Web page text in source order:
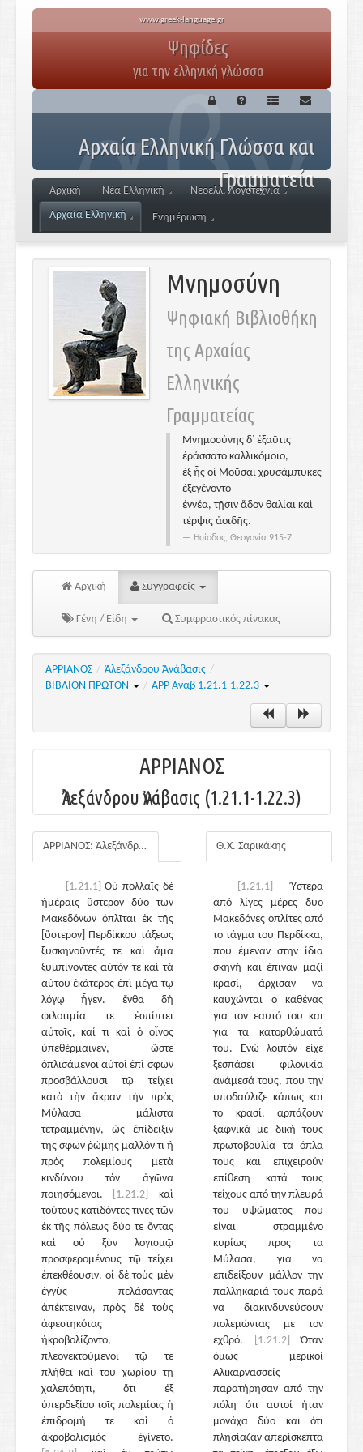
www.greek-language.gr
Ψηφίδες
για την ελληνική γλώσσα
Αρχαία Ελληνική Γλώσσα και
Γραμματεία
Αρχική Νέα Ελληνική
Νεοελλ. Λογοτεχνία
Αρχαία Ελληνική
Ενημέρωση
Μνημοσύνη
Ψηφιακή Βιβλιοθήκη
της Αρχαίας
Ελληνικής
Γραμματείας
Μνημοσύνης δ᾽ ἐξαῦτις
ἐράσσατο καλλικόμοιο,
ἐξ ἧς οἱ Μοῦσαι χρυσάμπυκες
ἐξεγένοντο
ἐννέα, τῇσιν ἅδον θαλίαι καὶ
τέρψις ἀοιδῆς.
Ησίοδος, Θεογονία 915-7
Αρχική Συγγραφείς
Γένη / Είδη Συμφραστικός πίνακας
ΑΡΡΙΑΝΟΣ / Ἀλεξάνδρου Ἀνάβασις /
ΒΙΒΛΙΟΝ ΠΡΩΤΟΝ
/ ΑΡΡ Αναβ 1.21.1-1.22.3
ΑΡΡΙΑΝΟΣ
Ἀλεξάνδρου Ἀνάβασις (1.21.1-1.22.3)
ΑΡΡΙΑΝΟΣ: Ἀλεξάνδρου Ἀνάβασις
[1.21.1] Οὐ πολλαῖς δὲ
ἡμέραις ὕστερον δύο τῶν
Μακεδόνων ὁπλῖται ἐκ τῆς
[ὕστερον] Περδίκκου τάξεως
ξυσκηνοῦντές τε καὶ ἅμα
ξυμπίνοντες αὑτόν τε καὶ τὰ
αὑτοῦ ἑκάτερος ἐπὶ μέγα τῷ
λόγῳ ἦγεν. ἔνθα δὴ
φιλοτιμία τε ἐσπίπτει
αὐτοῖς, καί τι καὶ ὁ οἶνος
ὑπεθέρμαινεν, ὥστε
ὁπλισάμενοι αὐτοὶ ἐπὶ σφῶν
προσβάλλουσι τῷ τείχει
κατὰ τὴν ἄκραν τὴν πρὸς
Μύλασα μάλιστα
τετραμμένην, ὡς ἐπίδειξιν
τῆς σφῶν ῥώμης μᾶλλόν τι ἢ
πρὸς πολεμίους μετὰ
κινδύνου τὸν ἀγῶνα
ποιησόμενοι.
[1.21.2]
καὶ
τούτους κατιδόντες τινὲς τῶν
ἐκ τῆς πόλεως δύο τε ὄντας
καὶ οὐ ξὺν λογισμῷ
προσφερομένους τῷ τείχει
ἐπεκθέουσιν. οἱ δὲ τοὺς μὲν
ἐγγὺς πελάσαντας
ἀπέκτειναν, πρὸς δὲ τοὺς
ἀφεστηκότας
ἠκροβολίζοντο,
πλεονεκτούμενοι τῷ τε
πλήθει καὶ τοῦ χωρίου τῇ
χαλεπότητι, ὅτι ἐξ
ὑπερδεξίου τοῖς πολεμίοις ἡ
ἐπιδρομή τε καὶ ὁ
ἀκροβολισμὸς ἐγίνετο.
Θ.Χ. Σαρικάκης
[1.21.1]
Ύστερα
από λίγες μέρες δυο
Μακεδόνες οπλίτες από
το τάγμα του Περδίκκα,
που έμεναν στην ίδια
σκηνή και έπιναν μαζί
κρασί, άρχισαν να
καυχώνται ο καθένας
για τον εαυτό του και
για τα κατορθώματά
του. Ενώ λοιπόν είχε
ξεσπάσει φιλονικία
ανάμεσά τους, που την
υποδαύλιζε κάπως και
το κρασί, αρπάζουν
ξαφνικά με δική τους
πρωτοβουλία τα όπλα
τους και επιχειρούν
επίθεση κατά τους
τείχους από την πλευρά
του υψώματος που
είναι στραμμένο
κυρίως προς τα
Μύλασα, για να
επιδείξουν μάλλον την
παλληκαριά τους παρά
να διακινδυνεύσουν
πολεμώντας με τον
εχθρό.
[1.21.2]
Όταν
όμως μερικοί
Αλικαρνασσείς
παρατήρησαν από την
πόλη ότι αυτοί ήταν
μονάχα δύο και ότι
πλησίαζαν απερίσκεπτα